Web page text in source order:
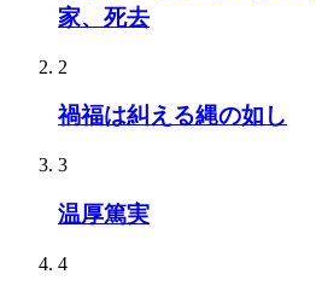
家、死去
2
禍福は糾える縄の如し
3
温厚篤実
4